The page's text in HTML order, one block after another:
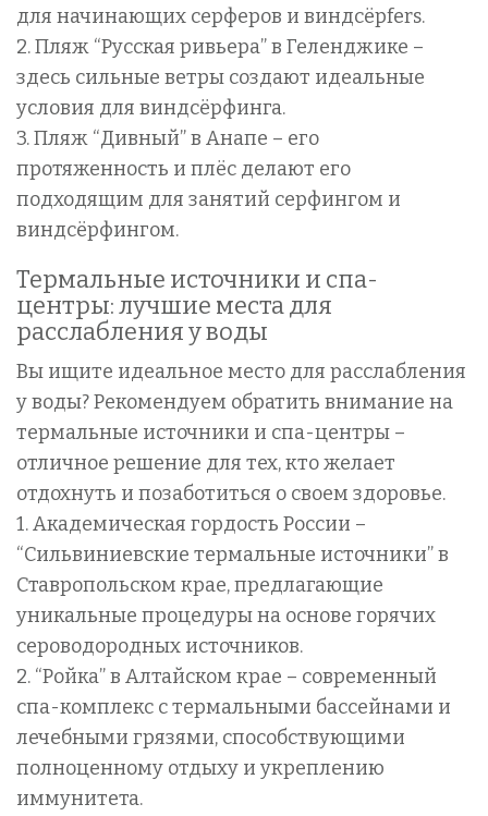
для начинающих серферов и виндсёрfers.
2. Пляж “Русская ривьера” в Геленджике –
здесь сильные ветры создают идеальные
условия для виндсёрфинга.
3. Пляж “Дивный” в Анапе – его
протяженность и плёс делают его
подходящим для занятий серфингом и
виндсёрфингом.
Термальные источники и спа-
центры: лучшие места для
расслабления у воды
Вы ищите идеальное место для расслабления
у воды? Рекомендуем обратить внимание на
термальные источники и спа-центры –
отличное решение для тех, кто желает
отдохнуть и позаботиться о своем здоровье.
1. Академическая гордость России –
“Сильвиниевские термальные источники” в
Ставропольском крае, предлагающие
уникальные процедуры на основе горячих
сероводородных источников.
2. “Ройка” в Алтайском крае – современный
спа-комплекс с термальными бассейнами и
лечебными грязями, способствующими
полноценному отдыху и укреплению
иммунитета.